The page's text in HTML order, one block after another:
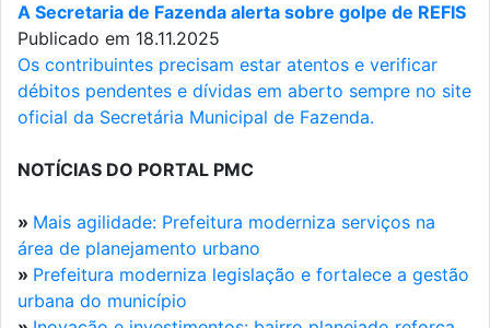
A Secretaria de Fazenda alerta sobre golpe de REFIS
Publicado em 18.11.2025
Os contribuintes precisam estar atentos e verificar
débitos pendentes e dívidas em aberto sempre no site
oficial da Secretária Municipal de Fazenda.
NOTÍCIAS DO PORTAL PMC
» Mais agilidade: Prefeitura moderniza serviços na
área de planejamento urbano
» Prefeitura moderniza legislação e fortalece a gestão
urbana do município